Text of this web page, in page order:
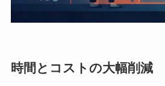
時間とコストの大幅削減